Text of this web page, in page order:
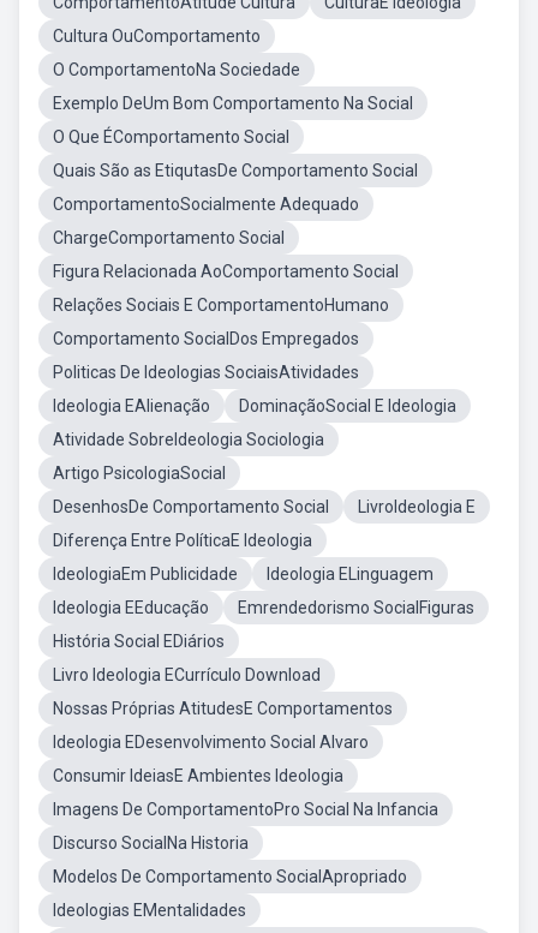
Cultura OuComportamento
O ComportamentoNa Sociedade
Exemplo DeUm Bom Comportamento Na Social
O Que ÉComportamento Social
Quais São as EtiqutasDe Comportamento Social
ComportamentoSocialmente Adequado
ChargeComportamento Social
Figura Relacionada AoComportamento Social
Relações Sociais E ComportamentoHumano
Comportamento SocialDos Empregados
Politicas De Ideologias SociaisAtividades
Ideologia EAlienação
DominaçãoSocial E Ideologia
Atividade SobreIdeologia Sociologia
Artigo PsicologiaSocial
DesenhosDe Comportamento Social
LivroIdeologia E
Diferença Entre PolíticaE Ideologia
IdeologiaEm Publicidade
Ideologia ELinguagem
Ideologia EEducação
Emrendedorismo SocialFiguras
História Social EDiários
Livro Ideologia ECurrículo Download
Nossas Próprias AtitudesE Comportamentos
Ideologia EDesenvolvimento Social Alvaro
Consumir IdeiasE Ambientes Ideologia
Imagens De ComportamentoPro Social Na Infancia
Discurso SocialNa Historia
Modelos De Comportamento SocialApropriado
Ideologias EMentalidades